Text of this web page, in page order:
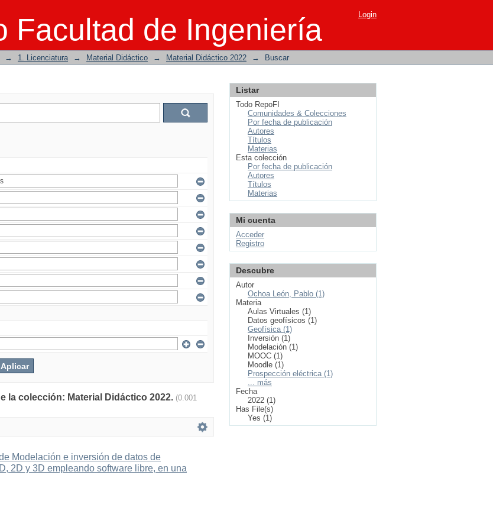
Facultad de Ingeniería Login
→ 1. Licenciatura → Material Didáctico → Material Didáctico 2022 → Buscar
la colección: Material Didáctico 2022. (0.001
Modelación e inversión de datos de
2D y 3D empleando software libre, en una
Listar
Todo RepoFI
Comunidades & Colecciones
Por fecha de publicación
Autores
Títulos
Materias
Esta colección
Por fecha de publicación
Autores
Títulos
Materias
Mi cuenta
Acceder
Registro
Descubre
Autor
Ochoa León, Pablo (1)
Materia
Aulas Virtuales (1)
Datos geofísicos (1)
Geofísica (1)
Inversión (1)
Modelación (1)
MOOC (1)
Moodle (1)
Prospección eléctrica (1)
... más
Fecha
2022 (1)
Has File(s)
Yes (1)